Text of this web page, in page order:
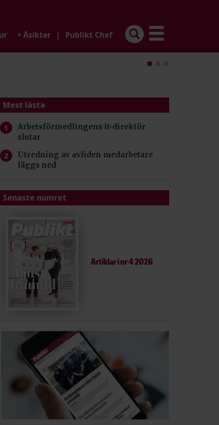
+ Åsikter | Publikt Chef
Mest lästa
Arbetsförmedlingens it-direktör
slutar
Utredning av avliden medarbetare
läggs ned
Senaste numret
Artiklar inr 4 2026